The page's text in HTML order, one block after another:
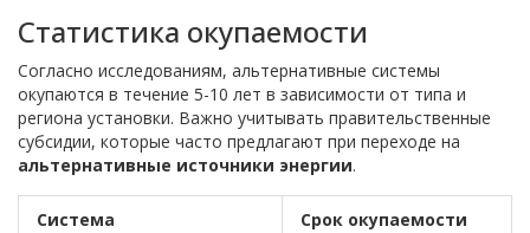
Статистика окупаемости
Согласно исследованиям, альтернативные системы
окупаются в течение 5-10 лет в зависимости от типа и
региона установки. Важно учитывать правительственные
субсидии, которые часто предлагают при переходе на
альтернативные источники энергии.
Система Срок окупаемости